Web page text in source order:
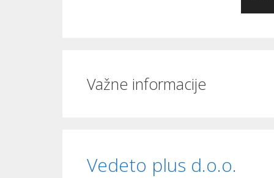
Važne informacije
Vedeto plus d.o.o.